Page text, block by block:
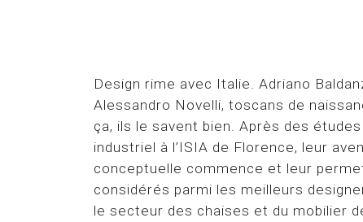
Design rime avec Italie. Adriano
Alessandro Novelli, toscans de
ça, ils le savent bien. Après des
industriel à l’ISIA de Florence, leur
conceptuelle commence et leur
considérés parmi les meilleurs
le secteur des chaises et du mobilier